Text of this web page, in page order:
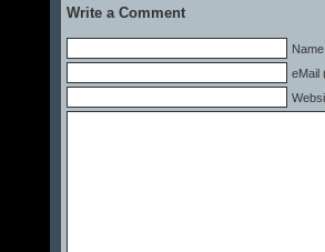
Write a Comment
eMail